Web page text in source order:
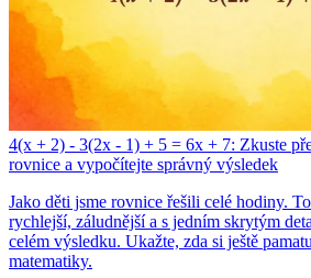
4(x + 2) - 3(2x - 1) + 5 = 6x + 7: Zkuste
rovnice a vypočítejte správný výsledek
Jako děti jsme rovnice řešili celé hodiny.
rychlejší, záludnější a s jedním skrytým
celém výsledku. Ukažte, zda si ještě
matematiky.